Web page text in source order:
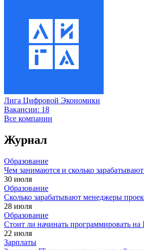
Лига Цифровой Экономики
Вакансии: 18
Все компании
Журнал
Образование
Чем занимаются и сколько
30 июля
Образование
Сколько зарабатывают менеджеры
28 июля
Образование
Стоит ли начинать программировать
22 июля
Зарплаты